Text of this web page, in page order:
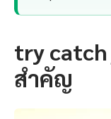
try
สำคัญ